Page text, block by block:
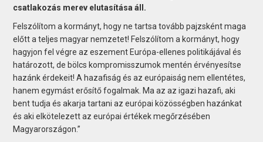
csatlakozás merev elutasítása áll.
Felszólítom a kormányt, hogy ne tartsa tovább pajzsként maga
előtt a teljes magyar nemzetet! Felszólítom a kormányt, hogy
hagyjon fel végre az eszement Európa-ellenes politikájával és
határozott, de bölcs kompromisszumok mentén érvényesítse
hazánk érdekeit! A hazafiság és az európaiság nem ellentétes,
hanem egymást erősítő fogalmak. Ma az az igazi hazafi, aki
bent tudja és akarja tartani az európai közösségben hazánkat
és aki elkötelezett az európai értékek megőrzésében
Magyarországon.”